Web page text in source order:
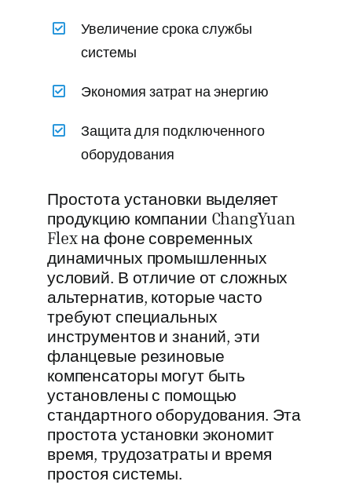
Увеличение срока службы
системы
Экономия затрат на энергию
Защита для подключенного
оборудования
Простота установки выделяет
продукцию компании ChangYuan
Flex на фоне современных
динамичных промышленных
условий. В отличие от сложных
альтернатив, которые часто
требуют специальных
инструментов и знаний, эти
фланцевые резиновые
компенсаторы могут быть
установлены с помощью
стандартного оборудования. Эта
простота установки экономит
время, трудозатраты и время
простоя системы.